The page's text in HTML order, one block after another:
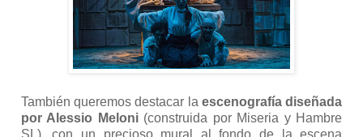
También queremos destacar la escenografía diseñada
por Alessio Meloni(construida por Miseria y Hambre
SL), con un precioso mural al fondo de la escena